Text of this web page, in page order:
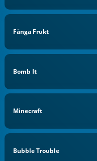
Fånga Frukt
Bomb It
Minecraft
Bubble Trouble